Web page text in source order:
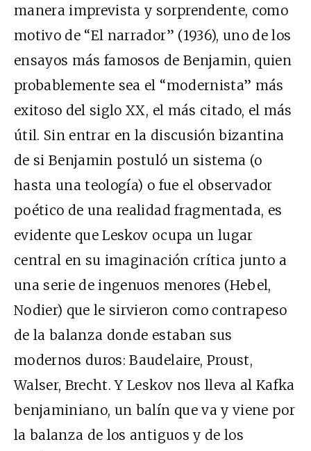
manera imprevista y sorprendente, como
motivo de “El narrador” (1936), uno de los
ensayos más famosos de Benjamin, quien
probablemente sea el “modernista” más
exitoso del siglo XX, el más citado, el más
útil. Sin entrar en la discusión bizantina
de si Benjamin postuló un sistema (o
hasta una teología) o fue el observador
poético de una realidad fragmentada, es
evidente que Leskov ocupa un lugar
central en su imaginación crítica junto a
una serie de ingenuos menores (Hebel,
Nodier) que le sirvieron como contrapeso
de la balanza donde estaban sus
modernos duros: Baudelaire, Proust,
Walser, Brecht. Y Leskov nos lleva al Kafka
benjaminiano, un balín que va y viene por
la balanza de los antiguos y de los